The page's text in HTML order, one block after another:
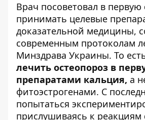
Врач посоветовал в первую
принимать целевые
доказательной медицины,
современным протоколам
Минздрава Украины. То
лечить остеопороз в
препаратами кальция, а
фитоэстрогенами. С
попытаться
прислушиваясь к реакциям